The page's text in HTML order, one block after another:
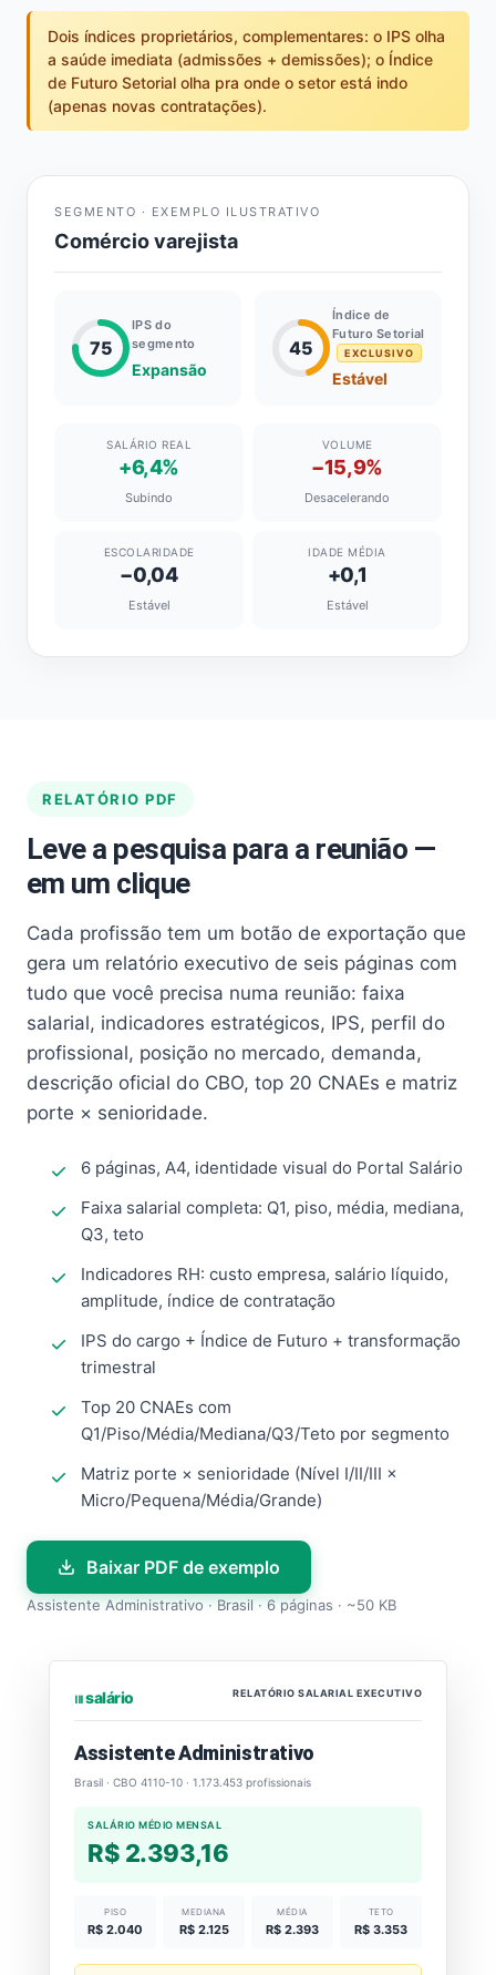
Dois índices proprietários, complementares: o IPS olha
a saúde imediata (admissões + demissões); o Índice
de Futuro Setorial olha pra onde o setor está indo
(apenas novas contratações).
SEGMENTO · EXEMPLO ILUSTRATIVO
Comércio varejista
75
IPS do
segmento
Expansão
45
Índice de
Futuro Setorial
EXCLUSIVO
Estável
SALÁRIO REAL
+6,4%
Subindo
VOLUME
−15,9%
Desacelerando
ESCOLARIDADE
−0,04
Estável
IDADE MÉDIA
+0,1
Estável
RELATÓRIO PDF
Leve a pesquisa para a reunião —
em um clique
Cada profissão tem um botão de exportação que
gera um relatório executivo de seis páginas com
tudo que você precisa numa reunião: faixa
salarial, indicadores estratégicos, IPS, perfil do
profissional, posição no mercado, demanda,
descrição oficial do CBO, top 20 CNAEs e matriz
porte × senioridade.
6 páginas, A4, identidade visual do Portal Salário
Faixa salarial completa: Q1, piso, média, mediana,
Q3, teto
Indicadores RH: custo empresa, salário líquido,
amplitude, índice de contratação
IPS do cargo + Índice de Futuro + transformação
trimestral
Top 20 CNAEs com
Q1/Piso/Média/Mediana/Q3/Teto por segmento
Matriz porte × senioridade (Nível I/II/III ×
Micro/Pequena/Média/Grande)
Baixar PDF de exemplo
Assistente Administrativo · Brasil · 6 páginas · ~50 KB
⏐⏐⏐ salário RELATÓRIO SALARIAL EXECUTIVO
Assistente Administrativo
Brasil · CBO 4110-10 · 1.173.453 profissionais
SALÁRIO MÉDIO MENSAL
R$ 2.393,16
PISO
R$ 2.040
MEDIANA
R$ 2.125
MÉDIA
R$ 2.393
TETO
R$ 3.353